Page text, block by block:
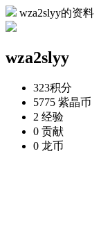
wza2slyy的资料
wza2slyy
323积分
5775 紫晶币
2 经验
0 贡献
0 龙币